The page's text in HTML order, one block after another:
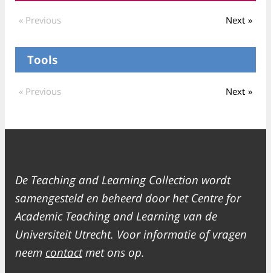
« Previous Next »
Tools
« Previous Next »
De Teaching and Learning Collection wordt
samengesteld en beheerd door het Centre for
Academic Teaching and Learning van de
Universiteit Utrecht. Voor informatie of vragen
neem contactmet ons op.